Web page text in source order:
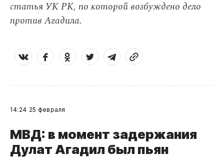
статья УК РК, по которой возбуждено дело
против Агадила.
14:24 25 февраля
МВД: в момент задержания
Дулат Агадил был пьян